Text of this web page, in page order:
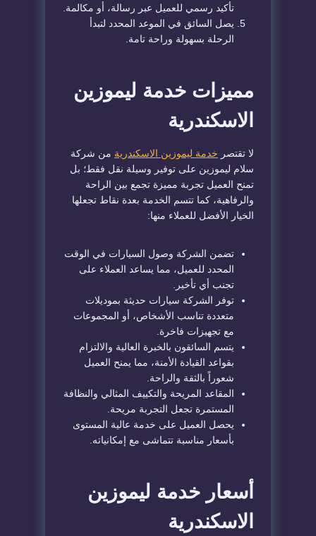
تأكيد رسمي للعميل عبر رسالة، أو مكالمة.
يصل السائق في الموعد المحدد لتبدأ
الرحلة بسهولة وراحة تامة.
مميزات خدمة ليموزين
الاسكندرية
لا تقتصر خدمة ليموزين الاسكندرية من شركة
سلام ليموزين على توفير وسيلة نقل فقط؛ بل
تمنح العميل تجربة مميزة تجمع بين الراحة
والرفاهية، كما تتسم الخدمة بعدة نقاط تجعلها
الخيار الأفضل للعملاء منها:
تضمن الشركة وصول السيارات في الوقت
المحدد للعميل، مما يساعد العملاء على
تجنب أي تأخير.
توفر الشركة سيارات حديثة بموديلات
متعددة تناسب الأشخاص، أو المجموعات
مع تجهيزات فاخرة.
يتسم السائقون بالخبرة العالية والالتزام
بقواعد القيادة الأمنة، مما يمنح العميل
شعوراً بالثقة والراحة.
المقاعد المريحة والتكييف المثالي والنظافة
المستمرة تجعل التجربة مريحة.
يحصل العميل على خدمة عالية المستوى
بأسعار مناسبة تتماشى مع إمكانياته.
أسعار خدمة ليموزين
الاسكندرية